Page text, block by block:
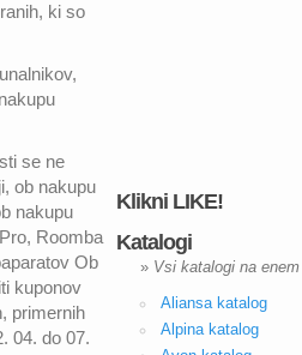
ki so
se ne
ob nakupu
nakupu
Roomba
Ob
kuponov
primernih
04. do 07.
Klikni LIKE!
Katalogi
» Vsi katalogi na
Aliansa katalog
Alpina katalog